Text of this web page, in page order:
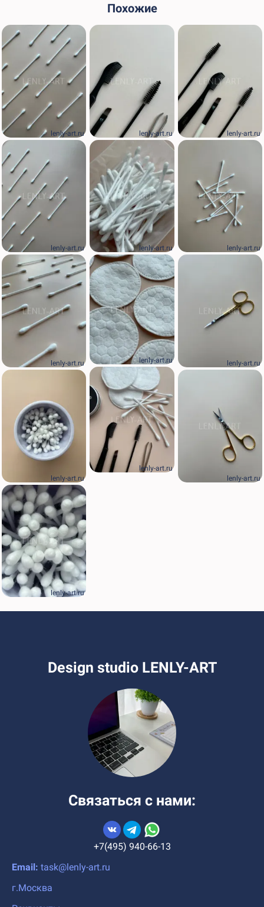
Похожие
lenly-art.ru
lenly-art.ru
lenly-art.ru
lenly-art.ru
lenly-art.ru
lenly-art.ru
lenly-art.ru
lenly-art.ru
lenly-art.ru
lenly-art.ru
lenly-art.ru
lenly-art.ru
lenly-art.ru
Design studio LENLY-ART
Связаться с нами:
+7(495) 940-66-13
Email: task@lenly-art.ru
г.Москва